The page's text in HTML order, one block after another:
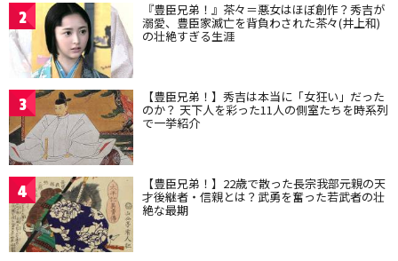
2 『豊臣兄弟！』茶々＝悪女はほぼ創作？秀吉が
溺愛、豊臣家滅亡を背負わされた茶々(井上和)
の壮絶すぎる生涯
3 【豊臣兄弟！】秀吉は本当に「女狂い」だった
のか？ 天下人を彩った11人の側室たちを時系列
で一挙紹介
4 【豊臣兄弟！】22歳で散った長宗我部元親の天
才後継者・信親とは？武勇を奮った若武者の壮
絶な最期